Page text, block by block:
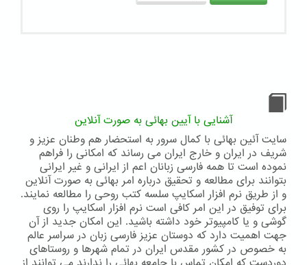
آشنایی با آیین بهائی به صورت آنلاین
سایت آئین بهائی با کمال سرور به استحضار هم وطنان عزیز و
شریف در ایران و خارج ایران می رساند که امکانی را فراهم
نموده است تا همه فارسی زبانان اعم از ایرانی و غیر ایرانی
بتوانند برای مطالعه و تحقیق درباره امر بهائی به صورت آنلاین
و از طریق نرم افزار اسکایپ سلسه کتب روحی را مطالعه نمایند.
برای توفیق در این امر کافی است نرم افزار اسکایپ را روی
گوشی و یا کامپیوتر خود داشته باشید. این امکان جدید از آن
جهت اهمیت دارد که دوستان عزیز فارسی زبان در سراسر عالم
به خصوص در کشور مقدس ایران در تمام شهرها و روستاهای